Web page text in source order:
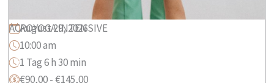
ACROYOGA INTENSIVE
August 29, 2026
10:00 am
1 Tag 6 h 30 min
€90,00-€145,00